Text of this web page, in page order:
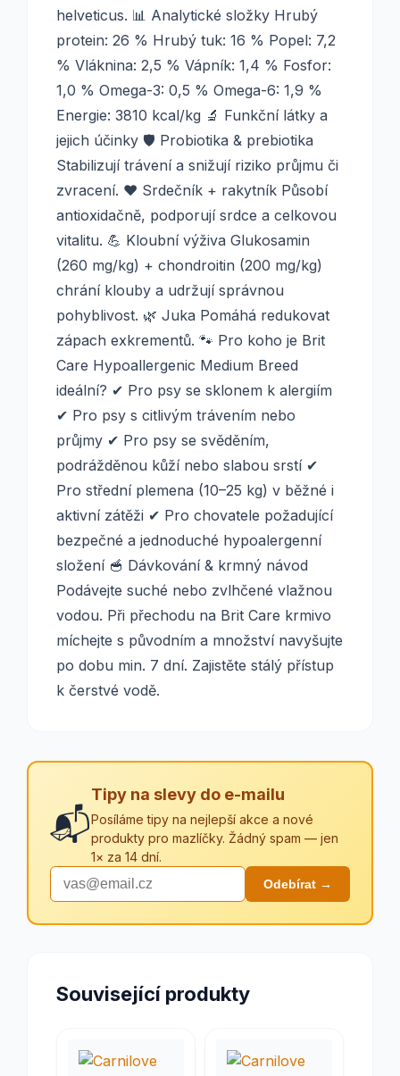
helveticus. 📊 Analytické složky Hrubý
protein: 26 % Hrubý tuk: 16 % Popel: 7,2
% Vláknina: 2,5 % Vápník: 1,4 % Fosfor:
1,0 % Omega-3: 0,5 % Omega-6: 1,9 %
Energie: 3810 kcal/kg 🔬 Funkční látky a
jejich účinky 🛡️ Probiotika & prebiotika
Stabilizují trávení a snižují riziko průjmu či
zvracení. ❤️ Srdečník + rakytník Působí
antioxidačně, podporují srdce a celkovou
vitalitu. 💪 Kloubní výživa Glukosamin
(260 mg/kg) + chondroitin (200 mg/kg)
chrání klouby a udržují správnou
pohyblivost. 🌿 Juka Pomáhá redukovat
zápach exkrementů. 🐾 Pro koho je Brit
Care Hypoallergenic Medium Breed
ideální? ✔ Pro psy se sklonem k alergiím
✔ Pro psy s citlivým trávením nebo
průjmy ✔ Pro psy se svěděním,
podrážděnou kůží nebo slabou srstí ✔
Pro střední plemena (10–25 kg) v běžné i
aktivní zátěži ✔ Pro chovatele požadující
bezpečné a jednoduché hypoalergenní
složení 🥣 Dávkování & krmný návod
Podávejte suché nebo zvlhčené vlažnou
vodou. Při přechodu na Brit Care krmivo
míchejte s původním a množství navyšujte
po dobu min. 7 dní. Zajistěte stálý přístup
k čerstvé vodě.
📬
Tipy na slevy do e-mailu
Posíláme tipy na nejlepší akce a nové
produkty pro mazlíčky. Žádný spam — jen
1× za 14 dní.
Odebírat →
Související produkty